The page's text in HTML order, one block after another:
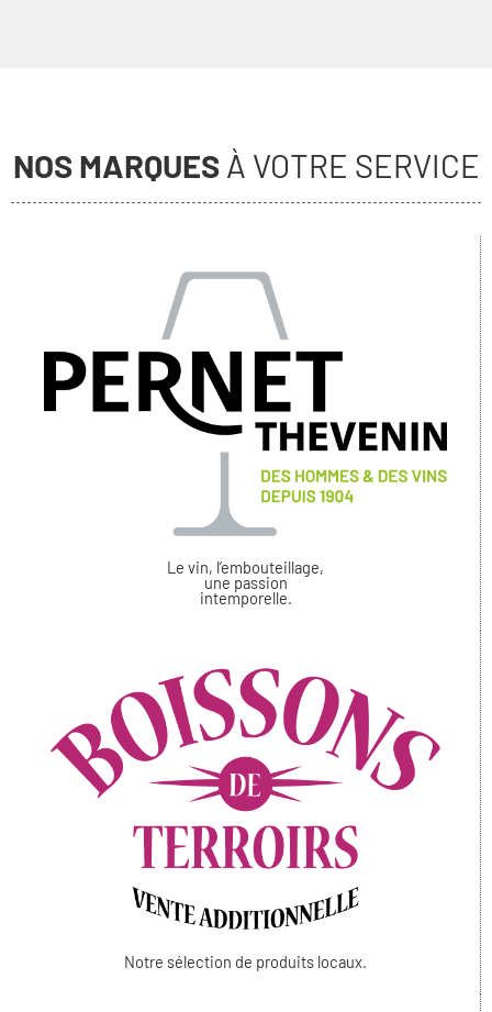
NOS MARQUESÀ VOTRE SERVICE
Le vin, l’embouteillage,
une passion
intemporelle.
Notre sélection de produits locaux.